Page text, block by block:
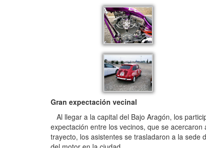
Gran expectación vecinal
Al llegar a la capital del Bajo Aragón, los
expectación entre los vecinos, que se
trayecto, los asistentes se trasladaron a la sede